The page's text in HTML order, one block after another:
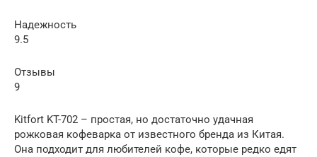
Надежность
9.5
Отзывы
9
Kitfort KT-702 – простая, но достаточно удачная
рожковая кофеварка от известного бренда из Китая.
Она подходит для любителей кофе, которые редко едят